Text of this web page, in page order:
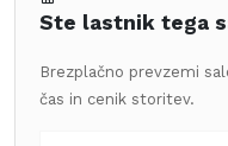
Ste lastnik tega
Brezplačno prevzemi
čas in cenik storitev.